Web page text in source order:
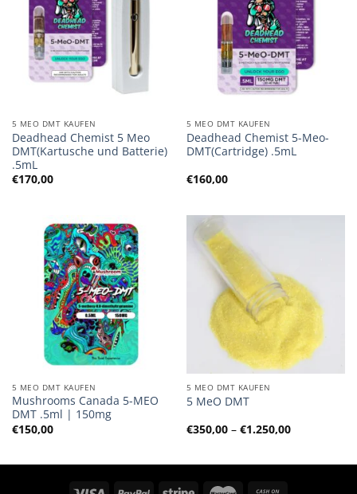
5 MEO DMT KAUFEN
Deadhead Chemist 5 Meo
DMT(Kartusche und Batterie)
.5mL
€170,00
5 MEO DMT KAUFEN
Deadhead Chemist 5-Meo-
DMT(Cartridge) .5mL
€160,00
5 MEO DMT KAUFEN
Mushrooms Canada 5-MEO
DMT .5ml | 150mg
€150,00
5 MEO DMT KAUFEN
5 MeO DMT
€350,00 – €1.250,00
€350,00